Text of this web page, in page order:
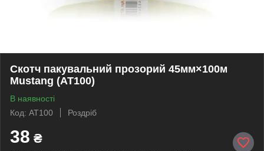
Скотч пакувальний прозорий 45мм×100м
Mustang (AT100)
В наявності
Код: AT100
Роздріб
38 ₴